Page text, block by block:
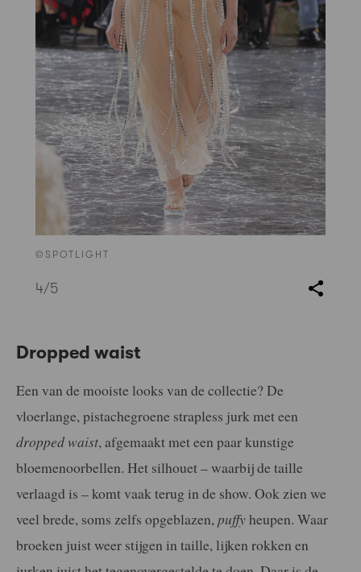
©SPOTLIGHT
4/5
Dropped waist
Een van de mooiste looks van de collectie? De
vloerlange, pistachegroene strapless jurk met een
dropped waist, afgemaakt met een paar kunstige
bloemenoorbellen. Het silhouet – waarbij de taille
verlaagd is – komt vaak terug in de show. Ook zien we
veel brede, soms zelfs opgeblazen, puffyheupen. Waar
broeken juist weer stijgen in taille, lijken rokken en